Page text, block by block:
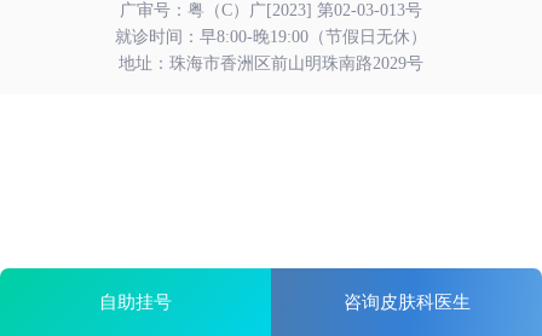
广审号：粤（C）广[2023] 第02-03-013号
就诊时间：早8:00-晚19:00（节假日无休）
地址：珠海市香洲区前山明珠南路2029号
自助挂号 咨询皮肤科医生